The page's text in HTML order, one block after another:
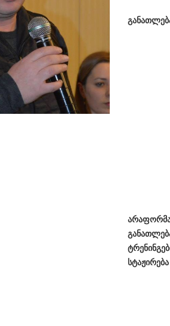
სტაჟირება